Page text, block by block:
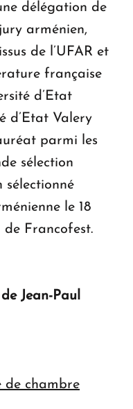
délégation de
arménien,
de l’UFAR et
française
d’Etat
d’Etat Valery
parmi les
sélection
sélectionné
le 18
de Francofest.
Jean-Paul
de chambre